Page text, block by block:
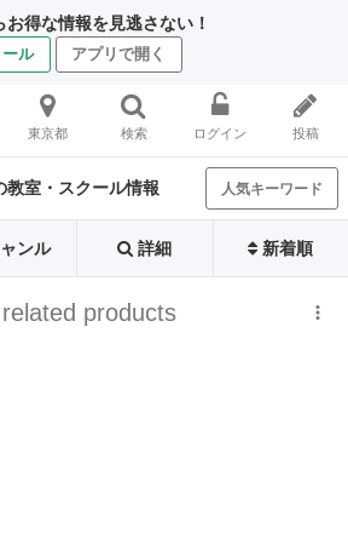
お得な情報を見逃さない！
ル アプリで開く
東京都 検索 ログイン 投稿
教室・スクール情報 人気キーワード
ンル 詳細 新着順